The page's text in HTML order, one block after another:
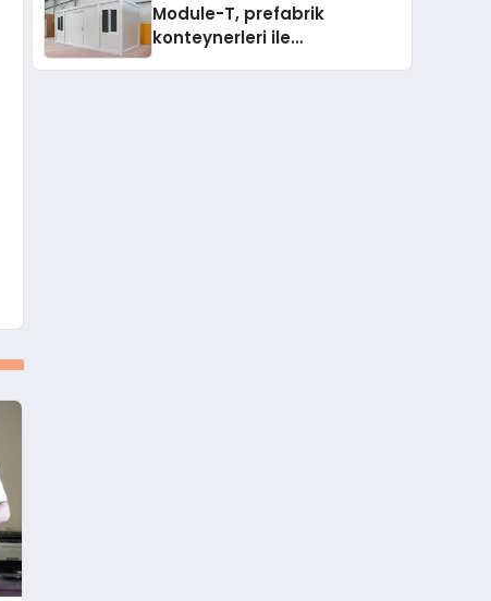
Module-T, prefabrik
konteynerleri ile